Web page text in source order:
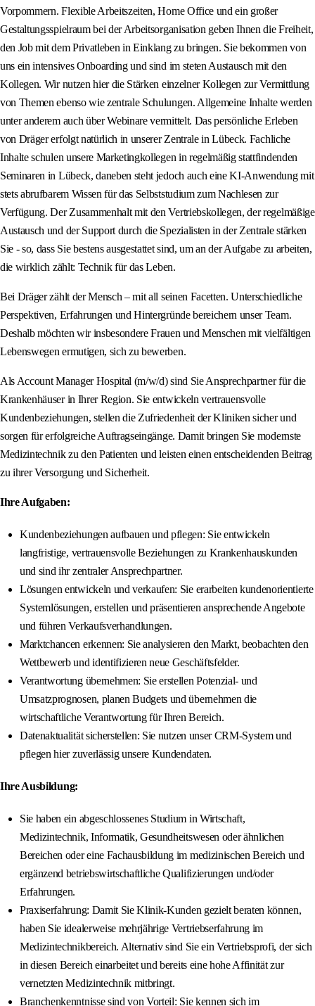
Vorpommern. Flexible Arbeitszeiten, Home Office und ein großer
Gestaltungsspielraum bei der Arbeitsorganisation geben Ihnen die Freiheit,
den Job mit dem Privatleben in Einklang zu bringen. Sie bekommen von
uns ein intensives Onboarding und sind im steten Austausch mit den
Kollegen. Wir nutzen hier die Stärken einzelner Kollegen zur Vermittlung
von Themen ebenso wie zentrale Schulungen. Allgemeine Inhalte werden
unter anderem auch über Webinare vermittelt. Das persönliche Erleben
von Dräger erfolgt natürlich in unserer Zentrale in Lübeck. Fachliche
Inhalte schulen unsere Marketingkollegen in regelmäßig stattfindenden
Seminaren in Lübeck, daneben steht jedoch auch eine KI-Anwendung mit
stets abrufbarem Wissen für das Selbststudium zum Nachlesen zur
Verfügung. Der Zusammenhalt mit den Vertriebskollegen, der regelmäßige
Austausch und der Support durch die Spezialisten in der Zentrale stärken
Sie - so, dass Sie bestens ausgestattet sind, um an der Aufgabe zu arbeiten,
die wirklich zählt: Technik für das Leben.
Bei Dräger zählt der Mensch – mit all seinen Facetten. Unterschiedliche
Perspektiven, Erfahrungen und Hintergründe bereichern unser Team.
Deshalb möchten wir insbesondere Frauen und Menschen mit vielfältigen
Lebenswegen ermutigen, sich zu bewerben.
Als Account Manager Hospital (m/w/d) sind Sie Ansprechpartner für die
Krankenhäuser in Ihrer Region. Sie entwickeln vertrauensvolle
Kundenbeziehungen, stellen die Zufriedenheit der Kliniken sicher und
sorgen für erfolgreiche Auftragseingänge. Damit bringen Sie modernste
Medizintechnik zu den Patienten und leisten einen entscheidenden Beitrag
zu ihrer Versorgung und Sicherheit.
Ihre Aufgaben:
Kundenbeziehungen aufbauen und pflegen: Sie entwickeln
langfristige, vertrauensvolle Beziehungen zu Krankenhauskunden
und sind ihr zentraler Ansprechpartner.
Lösungen entwickeln und verkaufen: Sie erarbeiten kundenorientierte
Systemlösungen, erstellen und präsentieren ansprechende Angebote
und führen Verkaufsverhandlungen.
Marktchancen erkennen: Sie analysieren den Markt, beobachten den
Wettbewerb und identifizieren neue Geschäftsfelder.
Verantwortung übernehmen: Sie erstellen Potenzial- und
Umsatzprognosen, planen Budgets und übernehmen die
wirtschaftliche Verantwortung für Ihren Bereich.
Datenaktualität sicherstellen: Sie nutzen unser CRM-System und
pflegen hier zuverlässig unsere Kundendaten.
Ihre Ausbildung:
Sie haben ein abgeschlossenes Studium in Wirtschaft,
Medizintechnik, Informatik, Gesundheitswesen oder ähnlichen
Bereichen oder eine Fachausbildung im medizinischen Bereich und
ergänzend betriebswirtschaftliche Qualifizierungen und/oder
Erfahrungen.
Praxiserfahrung: Damit Sie Klinik-Kunden gezielt beraten können,
haben Sie idealerweise mehrjährige Vertriebserfahrung im
Medizintechnikbereich. Alternativ sind Sie ein Vertriebsprofi, der sich
in diesen Bereich einarbeitet und bereits eine hohe Affinität zur
vernetzten Medizintechnik mitbringt.
Branchenkenntnisse sind von Vorteil: Sie kennen sich im